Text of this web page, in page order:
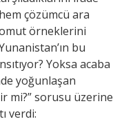
çözümcü ara
örneklerini
bu
Yoksa acaba
yoğunlaşan
mi?” sorusu üzerine
verdi: